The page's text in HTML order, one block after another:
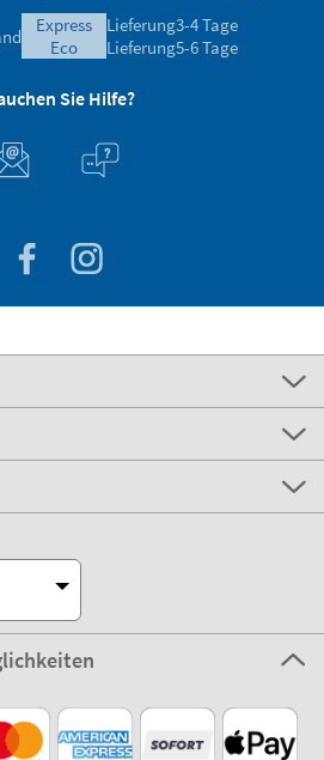
express
eco
Lieferung3-4 Tage
Lieferung5-6 Tage
Sie Hilfe?